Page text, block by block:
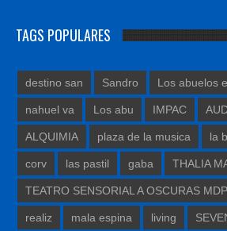
TAGS POPULARES
destino san Sandro Los abuelos
nahuel va Los abu IMPAC
ALQUIMIA plaza de la musica la
corv las pastil gaba THALIA
TEATRO SENSORIAL A OSCURAS MDP
realiz mala espina living